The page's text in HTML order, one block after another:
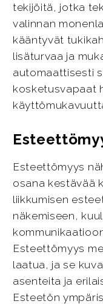
tekijöitä, jotka
valinnan
kääntyvät
lisäturvaa ja
automaattisesti
kosketusvapaat
Esteettömyys
osana kestävää
liikkumisen
näkemiseen,
Esteettömyys
laatua, ja se
asenteita ja
Esteetön